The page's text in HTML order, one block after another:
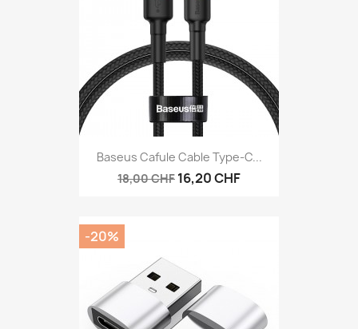
Baseus Cafule Cable Type-C...
18,00 CHF 16,20 CHF
-20%